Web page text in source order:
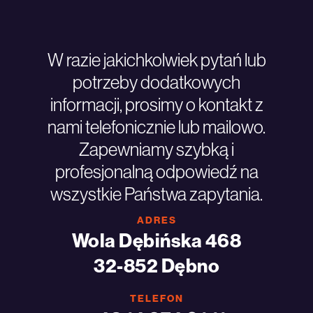
W razie jakichkolwiek pytań lub
potrzeby dodatkowych
informacji, prosimy o kontakt z
nami telefonicznie lub mailowo.
Zapewniamy szybką i
profesjonalną odpowiedź na
wszystkie Państwa zapytania.
ADRES
Wola Dębińska 468
32-852 Dębno
TELEFON